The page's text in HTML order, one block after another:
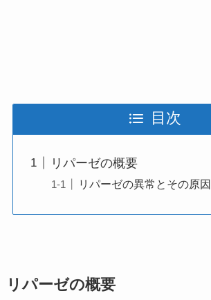
目次
リパーゼの概要
リパーゼの異常とその原因
リパーゼの概要